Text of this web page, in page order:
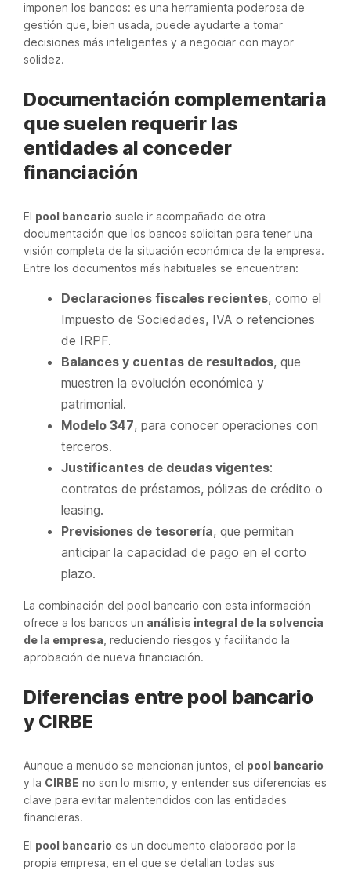
imponen los bancos: es una herramienta poderosa de
gestión que, bien usada, puede ayudarte a tomar
decisiones más inteligentes y a negociar con mayor
solidez.
Documentación complementaria
que suelen requerir las
entidades al conceder
financiación
El pool bancario suele ir acompañado de otra
documentación que los bancos solicitan para tener una
visión completa de la situación económica de la empresa.
Entre los documentos más habituales se encuentran:
Declaraciones fiscales recientes, como el
Impuesto de Sociedades, IVA o retenciones
de IRPF.
Balances y cuentas de resultados, que
muestren la evolución económica y
patrimonial.
Modelo 347, para conocer operaciones con
terceros.
Justificantes de deudas vigentes:
contratos de préstamos, pólizas de crédito o
leasing.
Previsiones de tesorería, que permitan
anticipar la capacidad de pago en el corto
plazo.
La combinación del pool bancario con esta información
ofrece a los bancos un análisis integral de la solvencia
de la empresa , reduciendo riesgos y facilitando la
aprobación de nueva financiación.
Diferencias entre pool bancario
y CIRBE
Aunque a menudo se mencionan juntos, el pool bancario
y la CIRBE no son lo mismo, y entender sus diferencias es
clave para evitar malentendidos con las entidades
financieras.
El pool bancario es un documento elaborado por la
propia empresa, en el que se detallan todas sus